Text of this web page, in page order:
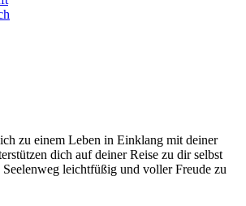
zu einem Leben in Einklang mit deiner
dich auf deiner Reise zu dir selbst
leichtfüßig und voller Freude zu